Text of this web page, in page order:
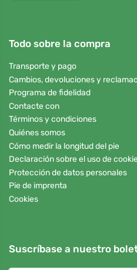
Todo sobre la compra
Transporte y pago
Cambios, devoluciones y
Programa de fidelidad
Contacte con
Términos y condiciones
Quiénes somos
Cómo medir la longitud del pie
Declaración sobre el uso de
Protección de datos personales
Pie de imprenta
Cookies
Suscríbase a nuestro